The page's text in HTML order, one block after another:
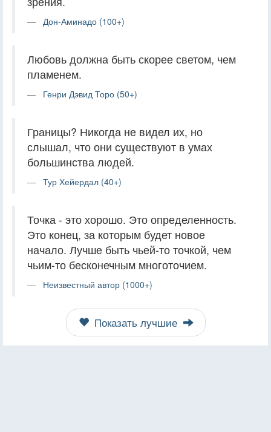
Дон-Аминадо (100+)
Любовь должна быть скорее светом, чем
пламенем.
Генри Дэвид Торо (50+)
Границы? Никогда не видел их, но
слышал, что они существуют в умах
большинства людей.
Тур Хейердал (40+)
Точка - это хорошо. Это определенность.
Это конец, за которым будет новое
начало. Лучше быть чьей-то точкой, чем
чьим-то бесконечным многоточием.
Неизвестный автор (1000+)
Показать лучшие